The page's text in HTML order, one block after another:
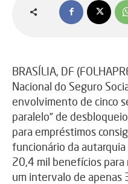
BRASÍLIA, DF
Nacional do Seguro
envolvimento de cinco
paralelo” de
para empréstimos
funcionário da
20,4 mil benefícios
um intervalo de apenas